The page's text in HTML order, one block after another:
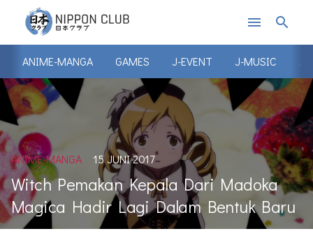
menu search
ANIME-MANGA GAMES J-EVENT J-MUSIC J-
ANIME-MANGA 15 JUNI 2017
Witch Pemakan Kepala Dari Madoka
Magica Hadir Lagi Dalam Bentuk Baru